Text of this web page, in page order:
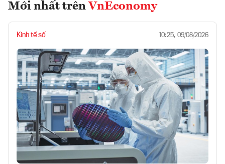
Mới nhất trên VnEconomy
Kinh tế số 10:25, 09/08/2026